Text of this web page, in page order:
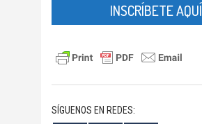
INSCRÍBETE AQUÍ
SÍGUENOS EN REDES: